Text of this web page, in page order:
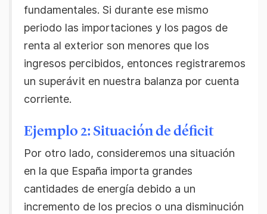
fundamentales. Si durante ese mismo
periodo las importaciones y los pagos de
renta al exterior son menores que los
ingresos percibidos, entonces registraremos
un superávit en nuestra balanza por cuenta
corriente.
Ejemplo 2: Situación de déficit
Por otro lado, consideremos una situación
en la que España importa grandes
cantidades de energía debido a un
incremento de los precios o una disminución